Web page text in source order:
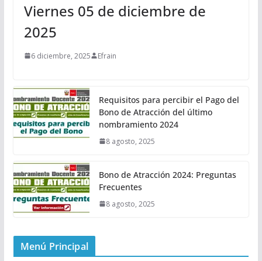
Viernes 05 de diciembre de
2025
6 diciembre, 2025 Efrain
Requisitos para percibir el Pago del
Bono de Atracción del último
nombramiento 2024
8 agosto, 2025
Bono de Atracción 2024: Preguntas
Frecuentes
8 agosto, 2025
Menú Principal